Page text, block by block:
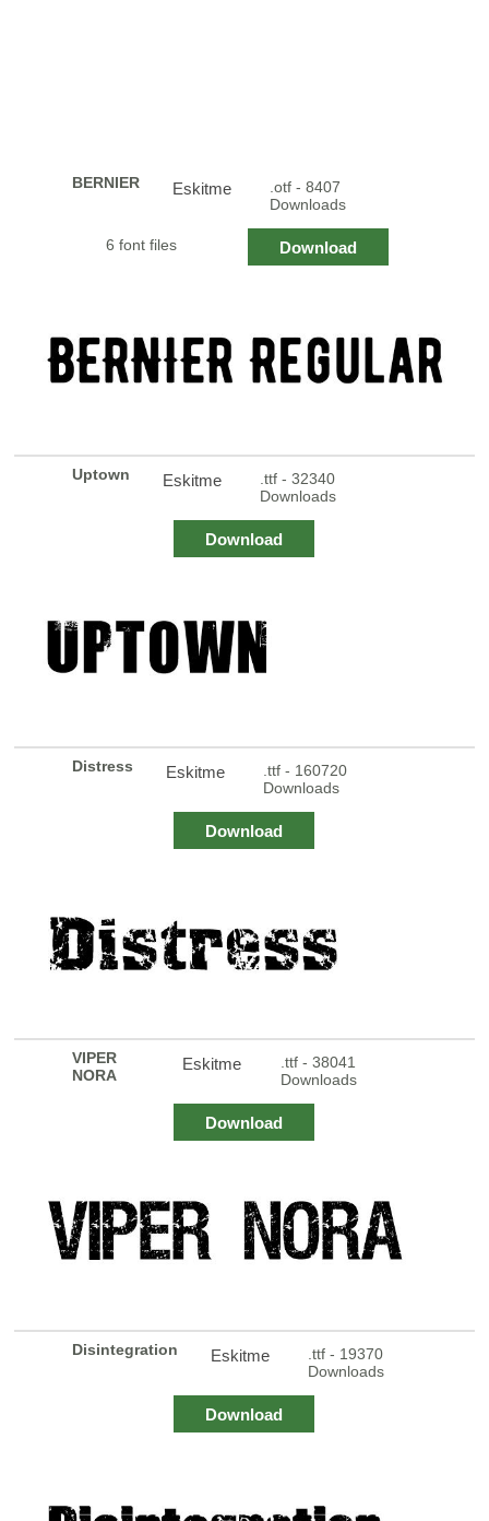
BERNIER Eskitme
.otf - 8407
Downloads
6 font files Download
Uptown Eskitme
.ttf - 32340
Downloads
Download
Distress Eskitme
.ttf - 160720
Downloads
Download
VIPER
NORA
Eskitme
.ttf - 38041
Downloads
Download
Disintegration Eskitme
.ttf - 19370
Downloads
Download